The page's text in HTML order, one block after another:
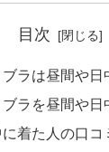
目次
ラは昼間や日
ラを昼間や日
着た人の口コ